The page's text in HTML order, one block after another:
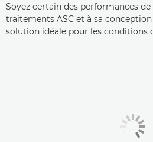
Soyez certain des performances
traitements ASC et à sa
solution idéale pour les conditions